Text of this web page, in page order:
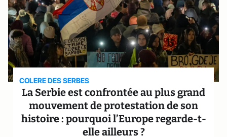
COLERE DES SERBES
La Serbie est confrontée au plus grand
mouvement de protestation de son
histoire : pourquoi l’Europe regarde-t-
elle ailleurs ?